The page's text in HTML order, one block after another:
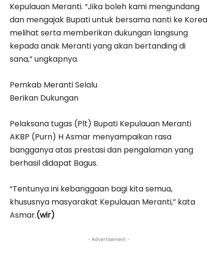
Kepulauan Meranti. “Jika boleh kami mengundang
dan mengajak Bupati untuk bersama nanti ke Korea
melihat serta memberikan dukungan langsung
kepada anak Meranti yang akan bertanding di
sana,” ungkapnya.
Pemkab Meranti Selalu
Berikan Dukungan
Pelaksana tugas (Plt) Bupati Kepulauan Meranti
AKBP (Purn) H Asmar menyampaikan rasa
bangganya atas prestasi dan pengalaman yang
berhasil didapat Bagus.
“Tentunya ini kebanggaan bagi kita semua,
khususnya masyarakat Kepulauan Meranti,” kata
Asmar.(wir)
- Advertisement -